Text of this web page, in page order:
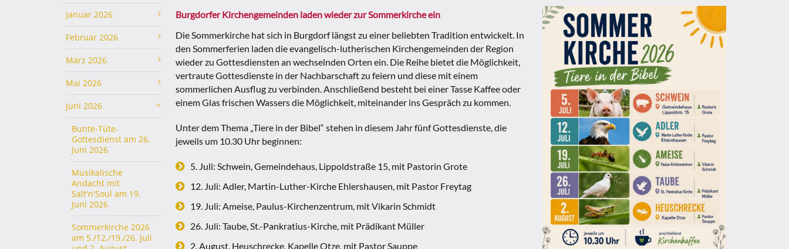
Januar 2026
Februar 2026
März 2026
Mai 2026
Juni 2026
Bunte-Tüte-
Gottesdienst am 26.
Juni 2026
Musikalische
Andacht mit
Salt'n'Soul am 19.
Juni 2026
Sommerkirche 2026
am 5./12./19./26. Juli
Burgdorfer Kirchengemeinden laden wieder zur Sommerkirche ein
Die Sommerkirche hat sich in Burgdorf längst zu einer beliebten Tradition entwickelt. In
den Sommerferien laden die evangelisch-lutherischen Kirchengemeinden der Region
wieder zu Gottesdiensten an wechselnden Orten ein. Die Reihe bietet die Möglichkeit,
vertraute Gottesdienste in der Nachbarschaft zu feiern und diese mit einem
sommerlichen Ausflug zu verbinden. Anschließend besteht bei einer Tasse Kaffee oder
einem Glas frischen Wassers die Möglichkeit, miteinander ins Gespräch zu kommen.
Unter dem Thema „Tiere in der Bibel“ stehen in diesem Jahr fünf Gottesdienste, die
jeweils um 10.30 Uhr beginnen:
5. Juli: Schwein, Gemeindehaus, Lippoldstraße 15, mit Pastorin Grote
12. Juli: Adler, Martin-Luther-Kirche Ehlershausen, mit Pastor Freytag
19. Juli: Ameise, Paulus-Kirchenzentrum, mit Vikarin Schmidt
26. Juli: Taube, St.-Pankratius-Kirche, mit Prädikant Müller
2. August, Heuschrecke, Kapelle Otze, mit Pastor Sauppe